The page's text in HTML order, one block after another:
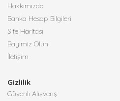
Hakkımızda
Banka Hesap Bilgileri
Site Haritası
Bayimiz Olun
İletişim
Gizlilik
Güvenli Alışveriş